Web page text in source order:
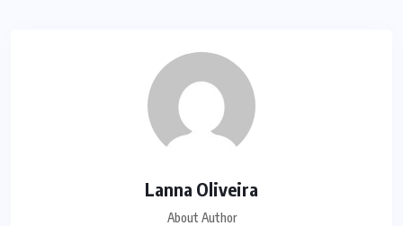
Lanna Oliveira
About Author